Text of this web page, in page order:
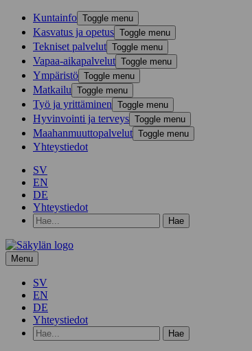
Kunta­info Toggle menu
Kasvatus ja opetus Toggle menu
Tekniset palvelut Toggle menu
Vapaa-aika­palvelut Toggle menu
Ympä­ristö Toggle menu
Mat­kailu Toggle menu
Työ ja yrittä­minen Toggle menu
Hyvinvointi ja terveys Toggle menu
Maahanmuuttopalvelut Toggle menu
Yhteystiedot
SV
EN
DE
Yhteystiedot
Hae
hakusanalla:
Menu
SV
EN
DE
Yhteystiedot
Hae
hakusanalla: